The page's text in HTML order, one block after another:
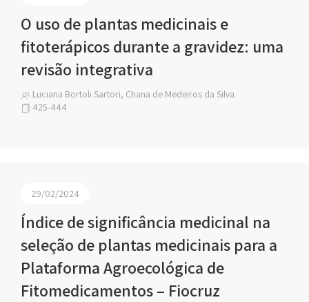
O uso de plantas medicinais e
fitoterápicos durante a gravidez: uma
revisão integrativa
Luciana Bortoli Sartori, Chana de Medeiros da Silva
425-444
29/02/2024
Índice de significância medicinal na
seleção de plantas medicinais para a
Plataforma Agroecológica de
Fitomedicamentos – Fiocruz